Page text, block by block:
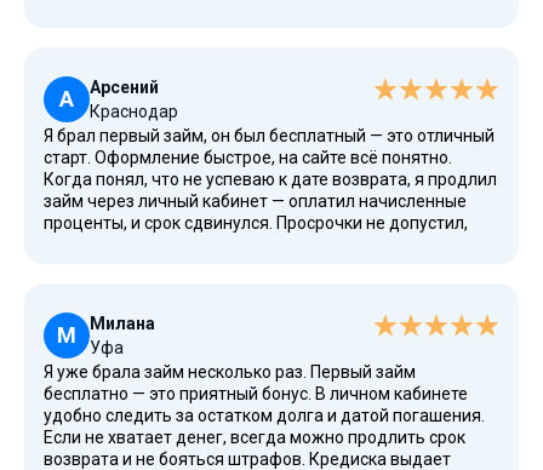
А
Арсений
Краснодар
Я брал первый займ, он был бесплатный — это отличный
старт. Оформление быстрое, на сайте всё понятно.
Когда понял, что не успеваю к дате возврата, я продлил
займ через личный кабинет — оплатил начисленные
проценты, и срок сдвинулся. Просрочки не допустил,
М
Милана
Уфа
Я уже брала займ несколько раз. Первый займ
бесплатно — это приятный бонус. В личном кабинете
удобно следить за остатком долга и датой погашения.
Если не хватает денег, всегда можно продлить срок
возврата и не бояться штрафов. Кредиска выдает